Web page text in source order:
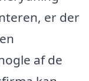
er der
af de